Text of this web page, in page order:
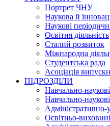
Портрет ЧНУ
Наукова й
Наукові
Освітня діяльність
Сталий розвиток
Міжнародна
Студентська рада
Асоціація
ПІДРОЗДІЛИ
Навчально-
Навчально-
Адміністративно-
Освітньо-